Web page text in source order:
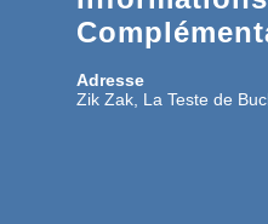
Adresse
Zik Zak, La Teste de